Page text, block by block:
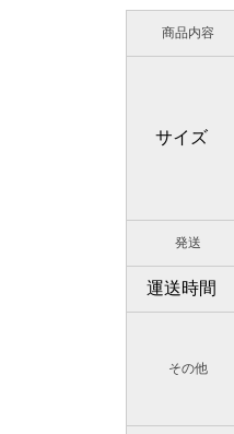
商品内容
サイズ
発送
運送時間
その他